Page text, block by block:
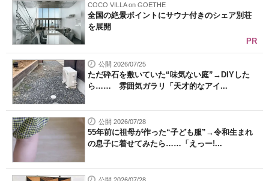
COCO VILLA on GOETHE
全国の絶景ポイントにサウナ付きのシェア別荘
を展開
PR
公開 2026/07/25
ただ砕石を敷いていた“味気ない庭”→DIYした
ら…… 雰囲気ガラリ「天才的なアイ...
公開 2026/07/28
55年前に祖母が作った“子ども服”→令和生まれ
の息子に着せてみたら……「えっー!...